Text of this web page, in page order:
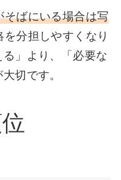
そばにいる場合は写
分担しやすくなり
」より、「必要な
切です。